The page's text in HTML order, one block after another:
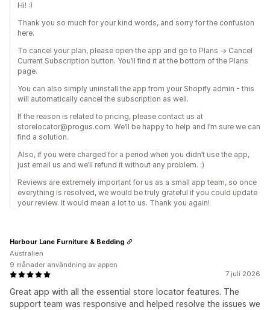
Hi! :)
Thank you so much for your kind words, and sorry for the confusion
here.
To cancel your plan, please open the app and go to Plans → Cancel
Current Subscription button. You’ll find it at the bottom of the Plans
page.
You can also simply uninstall the app from your Shopify admin - this
will automatically cancel the subscription as well.
If the reason is related to pricing, please contact us at
storelocator@progus.com. We’ll be happy to help and I’m sure we can
find a solution.
Also, if you were charged for a period when you didn’t use the app,
just email us and we’ll refund it without any problem. :)
Reviews are extremely important for us as a small app team, so once
everything is resolved, we would be truly grateful if you could update
your review. It would mean a lot to us. Thank you again!
7 juli 2026
Great app with all the essential store locator features. The
support team was responsive and helped resolve the issues we
Harbour Lane Furniture & Bedding
Australien
9 månader användning av appen